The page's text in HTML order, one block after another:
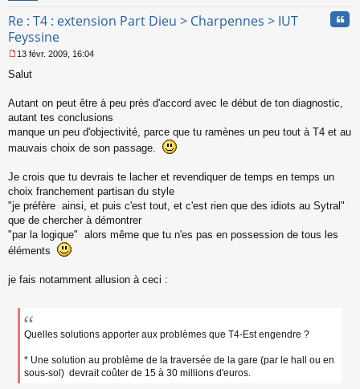
Re : T4 : extension Part Dieu > Charpennes > IUT
Feyssine
e
g
e
n
l
u
13 févr. 2009, 16:04
Salut
Autant on peut être à peu près d'accord avec le début de ton diagnostic,
autant tes conclusions
manque un peu d'objectivité, parce que tu ramènes un peu tout à T4 et au
mauvais choix de son passage.
Je crois que tu devrais te lacher et revendiquer de temps en temps un
choix franchement partisan du style
"je préfère ainsi, et puis c'est tout, et c'est rien que des idiots au Sytral"
que de chercher à démontrer
"par la logique" alors même que tu n'es pas en possession de tous les
éléments
je fais notamment allusion à ceci :
Quelles solutions apporter aux problèmes que T4-Est engendre ?
* Une solution au problème de la traversée de la gare (par le hall ou en
sous-sol) devrait coûter de 15 à 30 millions d'euros.